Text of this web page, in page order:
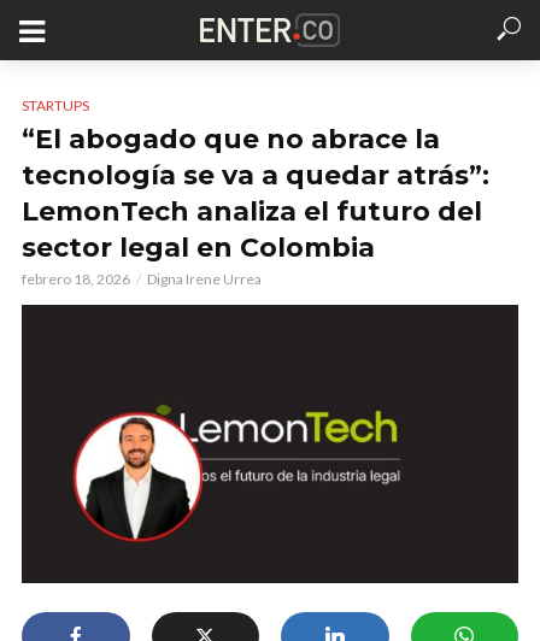
STARTUPS
“El abogado que no abrace la
tecnología se va a quedar atrás”:
LemonTech analiza el futuro del
sector legal en Colombia
febrero 18, 2026 Digna Irene Urrea